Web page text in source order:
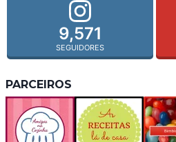
9,571
SEGUIDORES
PARCEIROS